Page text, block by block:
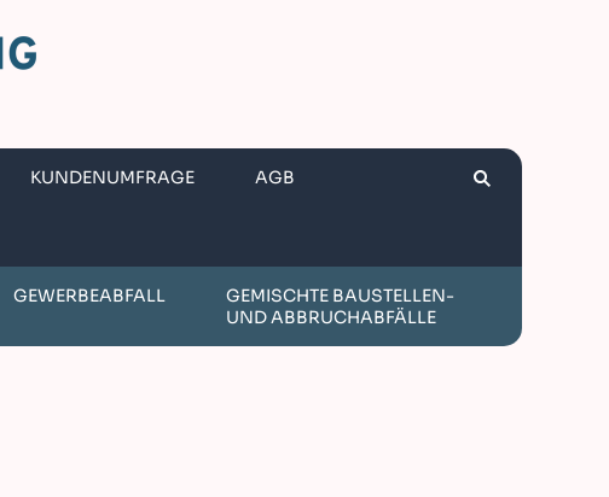
KUNDENUMFRAGE AGB
GEWERBEABFALL
GEMISCHTE BAUSTELLEN-
UND ABBRUCHABFÄLLE